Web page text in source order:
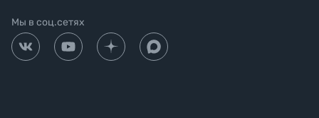
Мы в соц.сетях